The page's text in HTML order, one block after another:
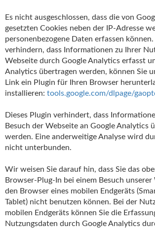
Es nicht ausgeschlossen, dass die von
gesetzten Cookies neben der IP-Adresse
personenbezogene Daten erfassen können.
verhindern, dass Informationen zu Ihrer
Webseite durch Google Analytics erfasst
Analytics übertragen werden, können Sie
Link ein Plugin für Ihren Browser
installieren: tools.google.com/dlpage/
Dieses Plugin verhindert, dass
Besuch der Webseite an Google Analytics
werden. Eine anderweitige Analyse wird
nicht unterbunden.
Wir weisen Sie darauf hin, dass Sie das
Browser-Plug-In bei einem Besuch
den Browser eines mobilen Endgeräts
Tablet) nicht benutzen können. Bei der
mobilen Endgeräts können Sie die
Nutzungsdaten durch Google Analytics